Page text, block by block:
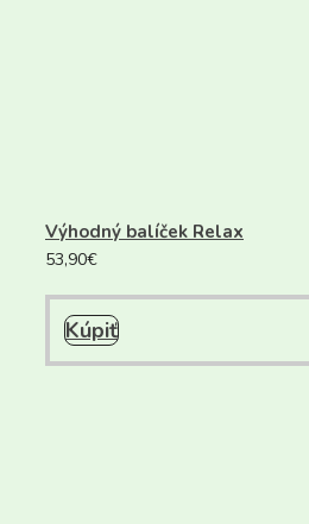
Výhodný balíček Relax
53,90€
Kúpiť